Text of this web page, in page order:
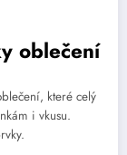
oblečení
které celý
i vkusu.